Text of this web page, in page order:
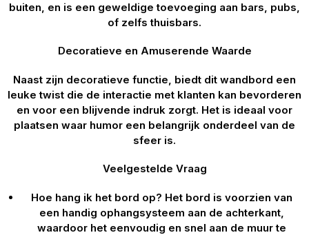
buiten, en is een geweldige toevoeging aan bars, pubs,
of zelfs thuisbars.
Decoratieve en Amuserende Waarde
Naast zijn decoratieve functie, biedt dit wandbord een
leuke twist die de interactie met klanten kan bevorderen
en voor een blijvende indruk zorgt. Het is ideaal voor
plaatsen waar humor een belangrijk onderdeel van de
sfeer is.
Veelgestelde Vraag
Hoe hang ik het bord op? Het bord is voorzien van
een handig ophangsysteem aan de achterkant,
waardoor het eenvoudig en snel aan de muur te